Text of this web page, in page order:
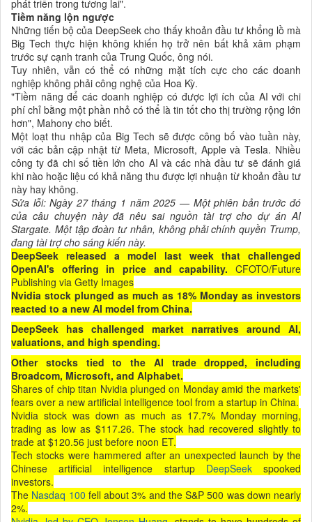
phát triển trong tương lai".
Tiềm năng lộn ngược
Những tiến bộ của DeepSeek cho thấy khoản đầu tư khổng lồ mà
Big Tech thực hiện không khiến họ trở nên bất khả xâm phạm
trước sự cạnh tranh của Trung Quốc, ông nói.
Tuy nhiên, vẫn có thể có những mặt tích cực cho các doanh
nghiệp không phải công nghệ của Hoa Kỳ.
"Tiềm năng để các doanh nghiệp có được lợi ích của AI với chi
phí chỉ bằng một phần nhỏ có thể là tin tốt cho thị trường rộng lớn
hơn", Mahony cho biết.
Một loạt thu nhập của Big Tech sẽ được công bố vào tuần này,
với các bản cập nhật từ Meta, Microsoft, Apple và Tesla. Nhiều
công ty đã chi số tiền lớn cho AI và các nhà đầu tư sẽ đánh giá
khi nào hoặc liệu có khả năng thu được lợi nhuận từ khoản đầu tư
này hay không.
Sửa lỗi: Ngày 27 tháng 1 năm 2025 — Một phiên bản trước đó
của câu chuyện này đã nêu sai nguồn tài trợ cho dự án AI
Stargate. Một tập đoàn tư nhân, không phải chính quyền Trump,
đang tài trợ cho sáng kiến này.
DeepSeek released a model last week that challenged
OpenAI's offering in price and capability. CFOTO/Future
Publishing via Getty Images
Nvidia stock plunged as much as 18% Monday as investors
reacted to a new AI model from China.
DeepSeek has challenged market narratives around AI,
valuations, and high spending.
Other stocks tied to the AI trade dropped, including
Broadcom, Microsoft, and Alphabet.
Shares of chip titan Nvidia plunged on Monday amid the markets'
fears over a new artificial intelligence tool from a startup in China.
Nvidia stock was down as much as 17.7% Monday morning,
trading as low as $117.26. The stock had recovered slightly to
trade at $120.56 just before noon ET.
Tech stocks were hammered after an unexpected launch by the
Chinese artificial intelligence startup DeepSeekspooked
investors.
The Nasdaq 100 fell about 3% and the S&P 500 was down nearly
2%.